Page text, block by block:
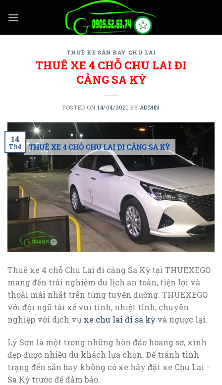
THUÊ XE SÂN BAY CHU LAI
THUÊ XE 4 CHỖ CHU LAI ĐI
CẢNG SA KỲ
POSTED ON 14/04/2021 BY ADMIN
14
Th4
Thuê xe 4 chỗ Chu Lai đi cảng Sa Kỳ tại THUEXEGO
mang đến trải nghiệm du lịch an toàn, tiện lợi và
thoải mái nhất trên từng tuyến đường. THUEXEGO
với đội ngũ tài xế vui tính, nhiệt tình, chuyên
nghiệp với dịch vụ xe chu lai đi sa kỳ và ngược lại.
Lý Sơn là một trong những hòn đảo hoang sơ, xinh
đẹp được nhiều du khách lựa chọn. Để tránh tình
trạng đến sân bay không có xe hãy đặt xe Chu Lai –
Sa Kỳ trước để đảm bảo.